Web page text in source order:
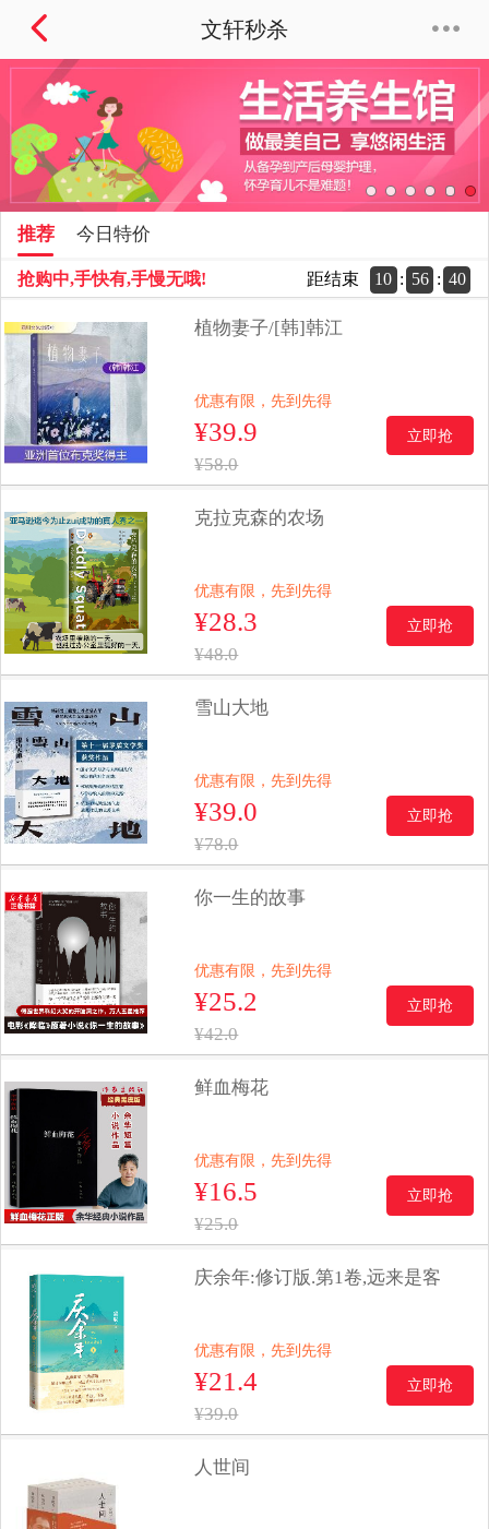
 文轩秒杀 
123456
推荐 今日特价
抢购中,手快有,手慢无哦! 距结束 10 : 56 : 38
植物妻子/[韩]韩江
优惠有限，先到先得
¥39.9
¥58.0
立即抢
克拉克森的农场
优惠有限，先到先得
¥28.3
¥48.0
立即抢
雪山大地
优惠有限，先到先得
¥39.0
¥78.0
立即抢
你一生的故事
优惠有限，先到先得
¥25.2
¥42.0
立即抢
鲜血梅花
优惠有限，先到先得
¥16.5
¥25.0
立即抢
庆余年:修订版.第1卷,远来是客
优惠有限，先到先得
¥21.4
¥39.0
立即抢
人世间